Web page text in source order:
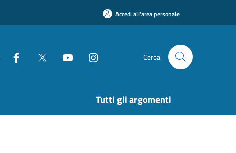
Accedi all'area personale
Cerca
Tutti gli argomenti